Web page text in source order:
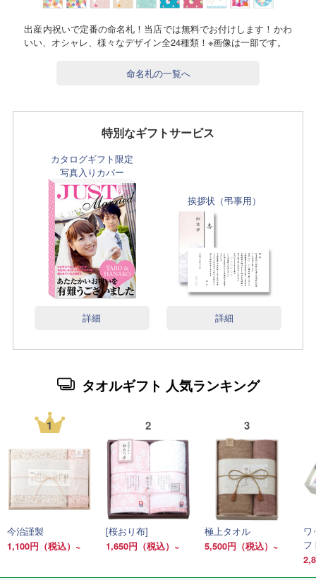
出産内祝いで定番の命名札！当店では無料でお付けします！かわ
いい、オシャレ、様々なデザイン全24種類！※画像は一部です。
命名札の一覧へ
特別なギフトサービス
カタログギフト限定
写真入りカバー
詳細
挨拶状（弔事用）
詳細
タオルギフト 人気ランキング
1
今治謹製
1,100円（税込）~
2
[桜おり布]
1,650円（税込）~
3
極上タオル
5,500円（税込）~
ワ
フ